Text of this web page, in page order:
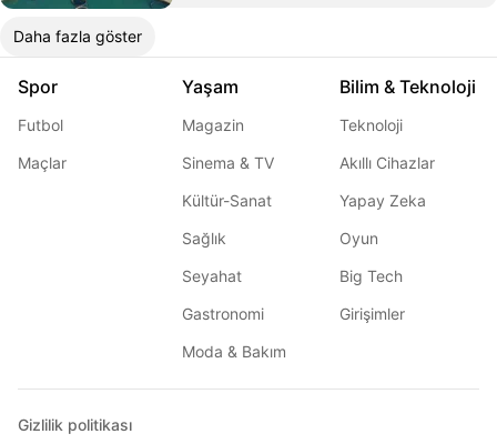
Daha fazla göster
Spor
Futbol
Maçlar
Yaşam
Magazin
Sinema & TV
Kültür-Sanat
Sağlık
Seyahat
Gastronomi
Moda & Bakım
Bilim & Teknoloji
Teknoloji
Akıllı Cihazlar
Yapay Zeka
Oyun
Big Tech
Girişimler
Gizlilik politikası